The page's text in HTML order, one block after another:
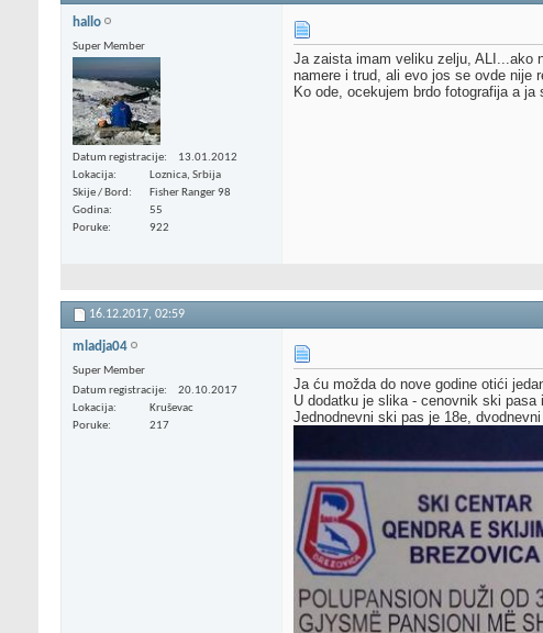
hallo
Super Member
Datum registracije
13.01.2012
Lokacija
Loznica, Srbija
Skije / Bord
Fisher Ranger 98
Godina
55
Poruke
922
Ja zaista imam veliku zelju, ALI...ako
namere i trud, ali evo jos se ovde nije
Ko ode, ocekujem brdo fotografija a
16.12.2017, 02:59
mladja04
Super Member
Datum registracije
20.10.2017
Lokacija
Kruševac
Poruke
217
Ja ću možda do nove godine otići
U dodatku je slika - cenovnik ski
Jednodnevni ski pas je 18e,